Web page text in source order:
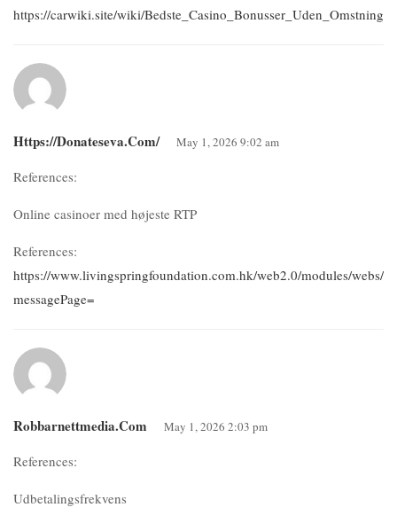
https://carwiki.site/wiki/
Https://donateseva.com/ May 1, 2026 9:02 am
References:
Online casinoer med højeste RTP
References:
https://www.livingspringfoundation.com.hk/web2.0/modules/webs/
messagePage=
Robbarnettmedia.com May 1, 2026 2:03 pm
References:
Udbetalingsfrekvens